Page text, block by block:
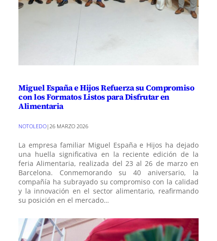
Miguel España e Hijos Refuerza su Compromiso
con los Formatos Listos para Disfrutar en
Alimentaria
NOTOLEDO|26 MARZO 2026
La empresa familiar Miguel España e Hijos ha dejado
una huella significativa en la reciente edición de la
feria Alimentaria, realizada del 23 al 26 de marzo en
Barcelona. Conmemorando su 40 aniversario, la
compañía ha subrayado su compromiso con la calidad
y la innovación en el sector alimentario, reafirmando
su posición en el mercado…